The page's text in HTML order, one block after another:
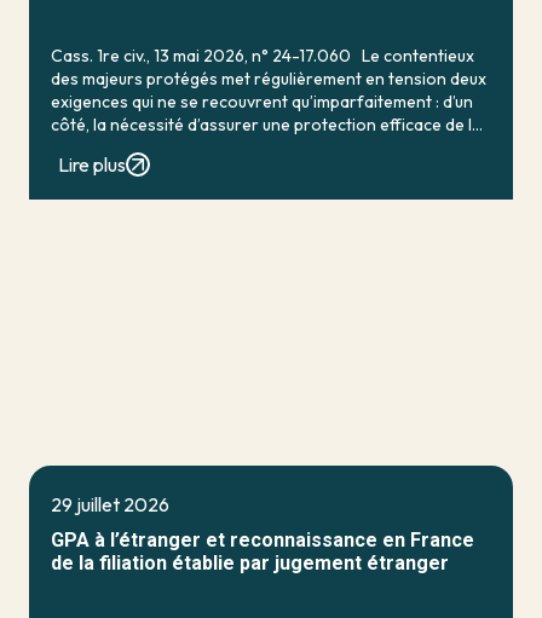
Cass. 1re civ., 13 mai 2026, n° 24-17.060 Le contentieux
des majeurs protégés met régulièrement en tension deux
exigences qui ne se recouvrent qu’imparfaitement : d’un
côté, la nécessité d’assurer une protection efficace de la
Lire plus
29 juillet 2026
GPA à l’étranger et reconnaissance en France
de la filiation établie par jugement étranger